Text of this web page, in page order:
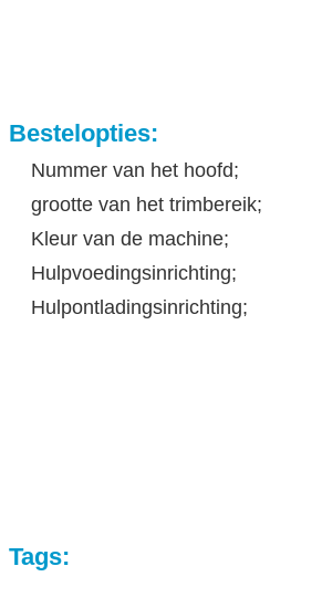
Bestelopties:
Nummer van het hoofd;
grootte van het trimbereik;
Kleur van de machine;
Hulpvoedingsinrichting;
Hulpontladingsinrichting;
Tags: